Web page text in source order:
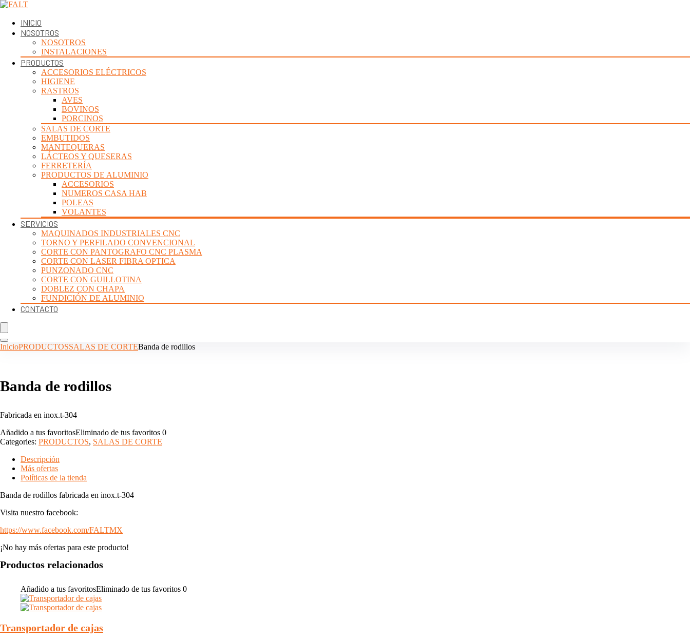
INICIO
NOSOTROS
NOSOTROS
INSTALACIONES
PRODUCTOS
ACCESORIOS ELÉCTRICOS
HIGIENE
RASTROS
AVES
BOVINOS
PORCINOS
SALAS DE CORTE
EMBUTIDOS
MANTEQUERAS
LÁCTEOS Y QUESERAS
FERRETERÍA
PRODUCTOS DE ALUMINIO
ACCESORIOS
NUMEROS CASA HAB
POLEAS
VOLANTES
SERVICIOS
MAQUINADOS INDUSTRIALES CNC
TORNO Y PERFILADO CONVENCIONAL
CORTE CON PANTOGRAFO CNC PLASMA
CORTE CON LASER FIBRA OPTICA
PUNZONADO CNC
CORTE CON GUILLOTINA
DOBLEZ CON CHAPA
FUNDICIÓN DE ALUMINIO
CONTACTO
InicioPRODUCTOSSALAS DE CORTEBanda de rodillos
Banda de rodillos
Fabricada en inox.t-304
Añadido a tus favoritosEliminado de tus favoritos 0
Categories: PRODUCTOS, SALAS DE CORTE
Descripción
Más ofertas
Políticas de la tienda
Banda de rodillos fabricada en inox.t-304
Visita nuestro facebook:
https://www.facebook.com/FALTMX
¡No hay más ofertas para este producto!
Productos relacionados
Añadido a tus favoritosEliminado de tus favoritos 0
Transportador de cajas